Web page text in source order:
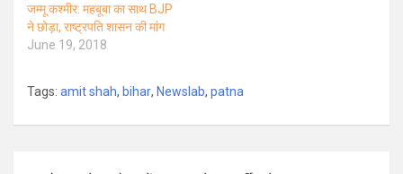
जम्मू कश्मीर: महबूबा का साथ BJP
ने छोड़ा, राष्ट्रपति शासन की मांग
June 19, 2018
Tags: amit shah, bihar, Newslab, patna